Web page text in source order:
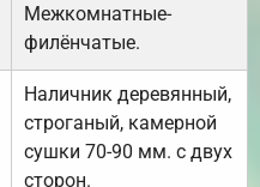
Межкомнатные-
филёнчатые.
Наличник деревянный,
строганый, камерной
сушки 70-90 мм. с двух
сторон.